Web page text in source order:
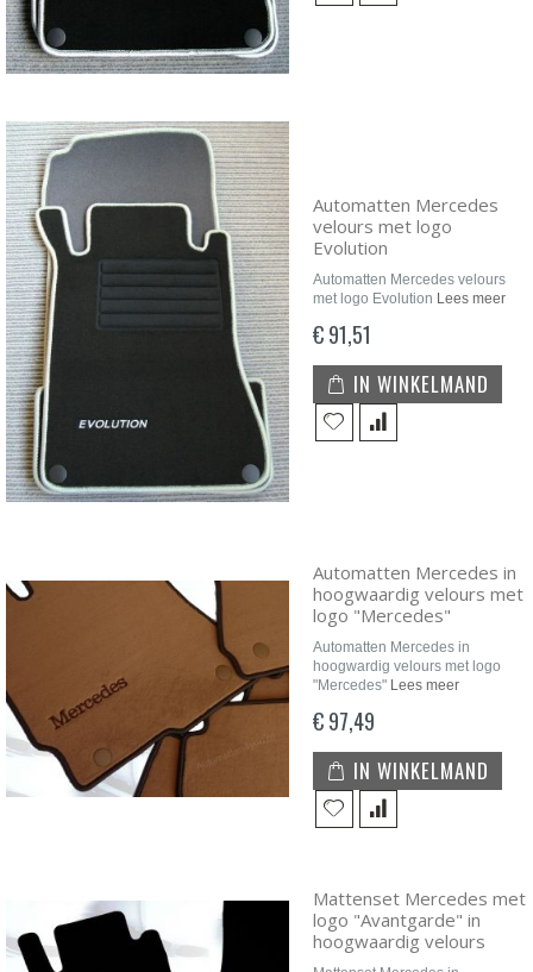
Automatten Mercedes
velours met logo
Evolution
Automatten Mercedes velours
met logo Evolution Lees meer
€ 91,51
IN WINKELMAND
Automatten Mercedes in
hoogwaardig velours met
logo "Mercedes"
Automatten Mercedes in
hoogwardig velours met logo
"Mercedes" Lees meer
€ 97,49
IN WINKELMAND
Mattenset Mercedes met
logo "Avantgarde" in
hoogwaardig velours